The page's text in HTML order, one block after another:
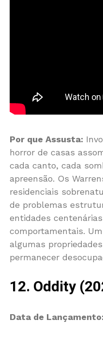
Por que Assusta:
horror de casas
cada canto, cada
apreensão. Os
residenciais
de problemas
entidades
comportamentais.
algumas
permanecer
12. Oddity
Data de Lançamento: